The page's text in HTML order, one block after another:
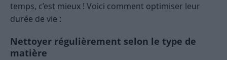
temps, c’est mieux ! Voici comment optimiser leur
durée de vie :
Nettoyer régulièrement selon le type de
matière